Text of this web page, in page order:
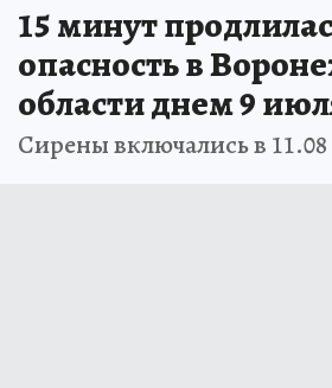
15 минут
опасность в
области днем 9
Сирены включались в 11.08